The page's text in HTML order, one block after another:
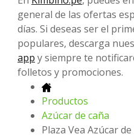
general de las ofertas
días. Si deseas ser el
populares, descarga
app y siempre te
folletos y promociones.
Productos
Azúcar de caña
Plaza Vea Azúcar de